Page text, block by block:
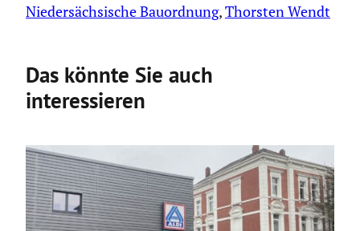
Niedersächsische Bauordnung, Thorsten Wendt
Das könnte Sie auch
interessieren